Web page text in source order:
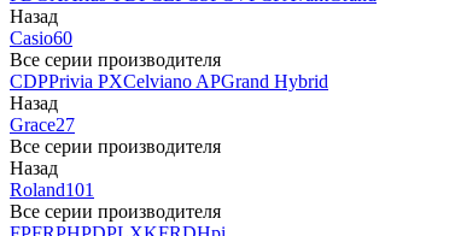
Назад
Casio60
Все серии производителя
CDPPrivia PXCelviano APGrand Hybrid
Назад
Grace27
Все серии производителя
Назад
Roland101
Все серии производителя